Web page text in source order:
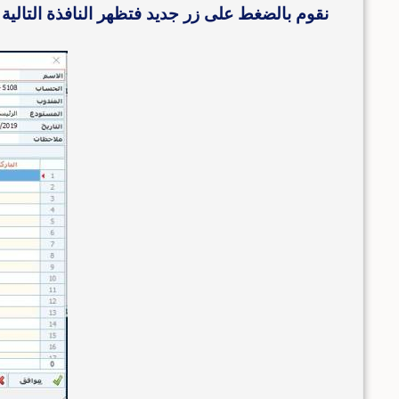
نقوم بالضغط على زر جديد فتظهر النافذة